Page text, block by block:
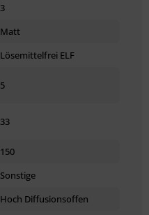
3
Matt
Lösemittelfrei ELF
5
33
150
Sonstige
Hoch Diffusionsoffen